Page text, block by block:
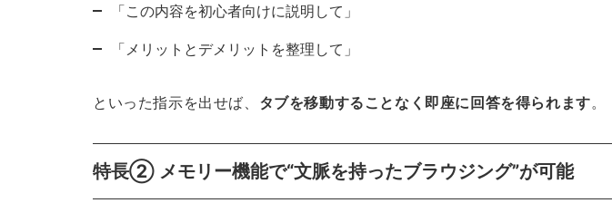
「この内容を初心者向けに説明して」
「メリットとデメリットを整理して」
といった指示を出せば、 タブを移動することなく即座に回答を得られます。
特長② メモリー機能で“文脈を持ったブラウジング”が可能